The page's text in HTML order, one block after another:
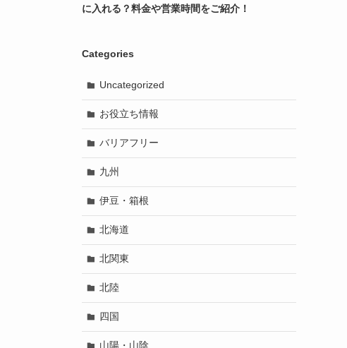
に入れる？料金や営業時間をご紹介！
Categories
Uncategorized
お役立ち情報
バリアフリー
九州
伊豆・箱根
北海道
北関東
北陸
四国
山陽・山陰